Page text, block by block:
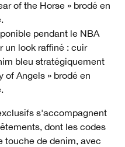
of the Horse » brodé en
pendant le NBA
un look raffiné : cuir
bleu stratégiquement
of Angels » brodé en
s'accompagnent
dont les codes
touche de denim, avec